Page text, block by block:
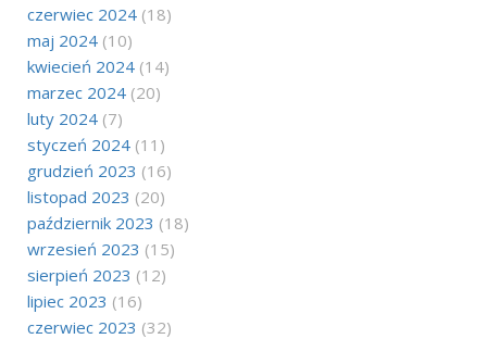
czerwiec 2024 (18)
maj 2024 (10)
kwiecień 2024 (14)
marzec 2024 (20)
luty 2024 (7)
styczeń 2024 (11)
grudzień 2023 (16)
listopad 2023 (20)
październik 2023 (18)
wrzesień 2023 (15)
sierpień 2023 (12)
lipiec 2023 (16)
czerwiec 2023 (32)